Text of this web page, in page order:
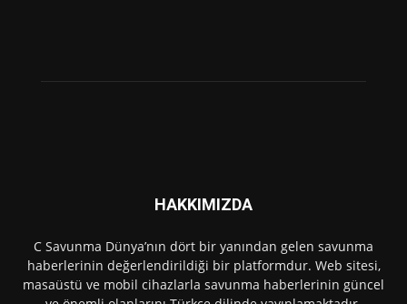
HAKKIMIZDA
C Savunma Dünya’nın dört bir yanından gelen savunma
haberlerinin değerlendirildiği bir platformdur. Web sitesi,
masaüstü ve mobil cihazlarla savunma haberlerinin güncel